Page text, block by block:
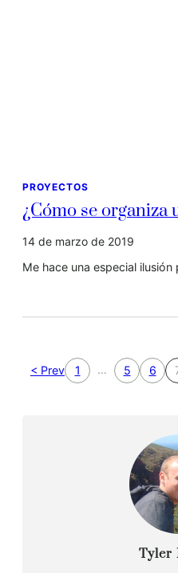
PROYECTOS
¿Cómo se
14 de marzo de 2019
Me hace una especial
< Prev 1 … 5 6
Tyler